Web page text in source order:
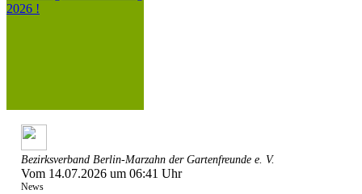
Bezirksverband Berlin-Marzahn der Gartenfreunde e. V.
Vom 14.07.2026 um 06:41 Uhr
News